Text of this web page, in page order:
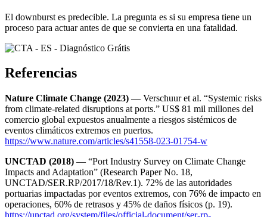
El downburst es predecible. La pregunta es si su empresa tiene un
proceso para actuar antes de que se convierta en una fatalidad.
Referencias
Nature Climate Change (2023) — Verschuur et al. “Systemic risks
from climate-related disruptions at ports.” US$ 81 mil millones del
comercio global expuestos anualmente a riesgos sistémicos de
eventos climáticos extremos en puertos.
https://www.nature.com/articles/s41558-023-01754-w
UNCTAD (2018) — “Port Industry Survey on Climate Change
Impacts and Adaptation” (Research Paper No. 18,
UNCTAD/SER.RP/2017/18/Rev.1). 72% de las autoridades
portuarias impactadas por eventos extremos, con 76% de impacto en
operaciones, 60% de retrasos y 45% de daños físicos (p. 19).